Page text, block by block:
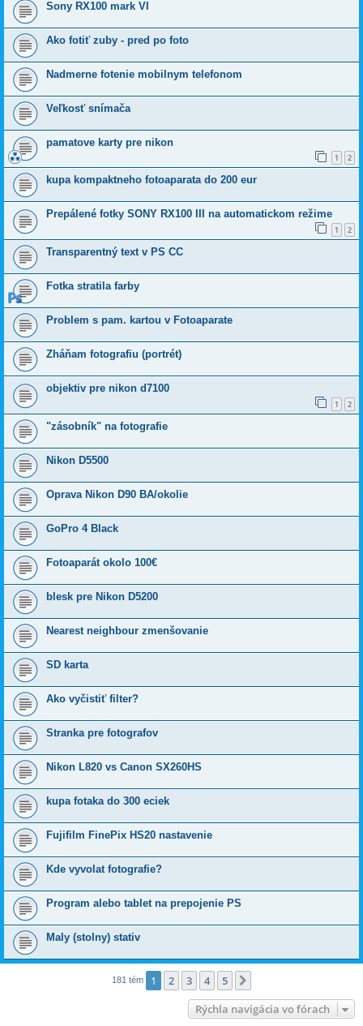
Sony RX100 mark VI
Ako fotiť zuby - pred po foto
Nadmerne fotenie mobilnym telefonom
Veľkosť snímača
pamatove karty pre nikon
1 2
kupa kompaktneho fotoaparata do 200 eur
Prepálené fotky SONY RX100 III na automatickom režime
1 2
Transparentný text v PS CC
Fotka stratila farby
Problem s pam. kartou v Fotoaparate
Zháňam fotografiu (portrét)
objektiv pre nikon d7100
1 2
"zásobník" na fotografie
Nikon D5500
Oprava Nikon D90 BA/okolie
GoPro 4 Black
Fotoaparát okolo 100€
blesk pre Nikon D5200
Nearest neighbour zmenšovanie
SD karta
Ako vyčistiť filter?
Stranka pre fotografov
Nikon L820 vs Canon SX260HS
kupa fotaka do 300 eciek
Fujifilm FinePix HS20 nastavenie
Kde vyvolat fotografie?
Program alebo tablet na prepojenie PS
Maly (stolny) stativ
181 tém 1 2 3 4 5
Rýchla navigácia vo fórach